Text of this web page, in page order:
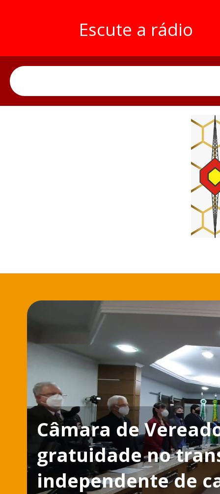
Escute a rádio
Câmara de
gratuidade no
independente de